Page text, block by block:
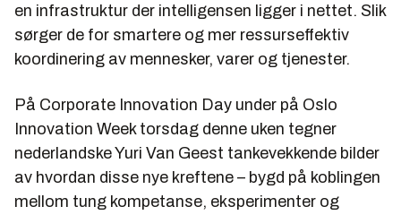
en infrastruktur der intelligensen ligger i nettet. Slik
sørger de for smartere og mer ressurseffektiv
koordinering av mennesker, varer og tjenester.
På Corporate Innovation Day under på Oslo
Innovation Week torsdag denne uken tegner
nederlandske Yuri Van Geest tankevekkende bilder
av hvordan disse nye kreftene – bygd på koblingen
mellom tung kompetanse, eksperimenter og